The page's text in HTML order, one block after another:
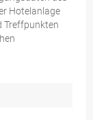
Hotelanlage
Treffpunkten